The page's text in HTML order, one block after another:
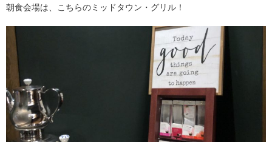
朝食会場は、こちらのミッドタウン・グリル！